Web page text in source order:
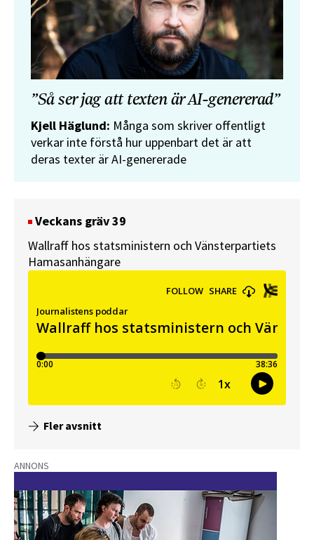
”Så ser jag att texten är AI-genererad”
Kjell Häglund: Många som skriver offentligt
verkar inte förstå hur uppenbart det är att
deras texter är AI-genererade
Veckans gräv 39
Wallraff hos statsministern och Vänsterpartiets
Hamasanhängare
Fler avsnitt
ANNONS